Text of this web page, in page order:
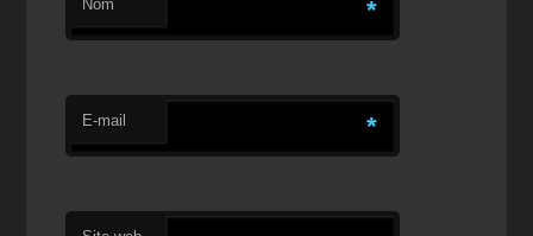
Nom *
E-mail *